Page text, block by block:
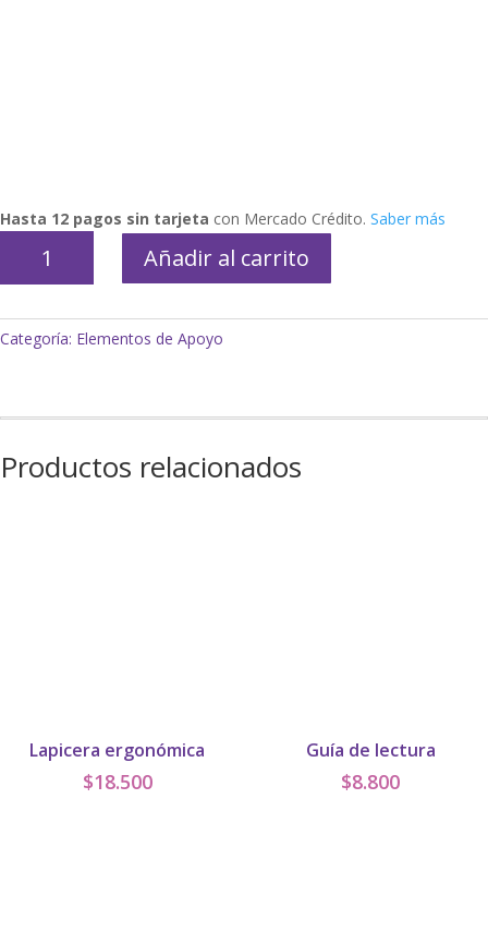
Hasta 12 pagos sin tarjeta con Mercado Crédito. Saber más
cantidad
Añadir al carrito
Categoría: Elementos de Apoyo
Productos relacionados
Lapicera ergonómica
$18.500
Guía de lectura
$8.800